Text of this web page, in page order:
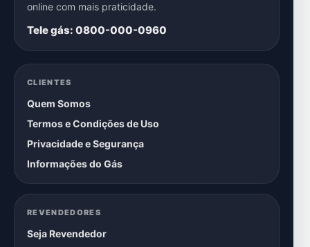
online com mais praticidade.
Tele gás: 0800-000-0960
CLIENTES
Quem Somos
Termos e Condições de Uso
Privacidade e Segurança
Informações do Gás
REVENDEDORES
Seja Revendedor